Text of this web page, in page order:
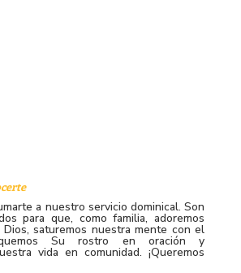
a nuestro servicio dominical. Son
para que, como familia, adoremos
saturemos nuestra mente con el
Su rostro en oración y
vida en comunidad. ¡Queremos